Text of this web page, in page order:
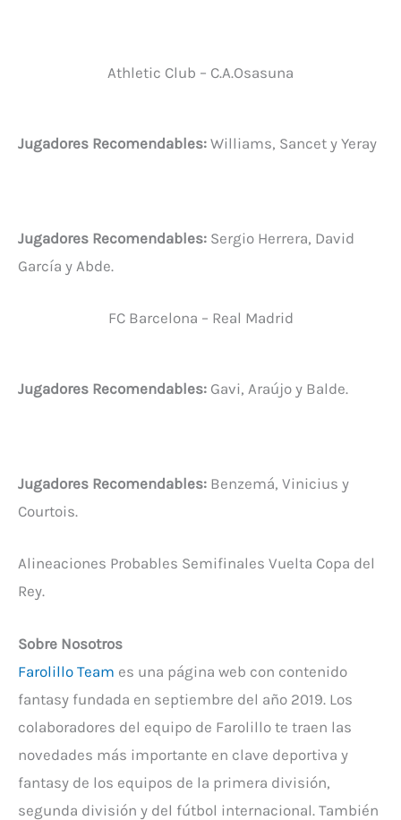
Athletic Club – C.A.Osasuna
Jugadores Recomendables: Williams, Sancet y Yeray
Jugadores Recomendables: Sergio Herrera, David
García y Abde.
FC Barcelona – Real Madrid
Jugadores Recomendables: Gavi, Araújo y Balde.
Jugadores Recomendables: Benzemá, Vinicius y
Courtois.
Alineaciones Probables Semifinales Vuelta Copa del
Rey.
Sobre Nosotros
Farolillo Team es una página web con contenido
fantasy fundada en septiembre del año 2019. Los
colaboradores del equipo de Farolillo te traen las
novedades más importante en clave deportiva y
fantasy de los equipos de la primera división,
segunda división y del fútbol internacional. También